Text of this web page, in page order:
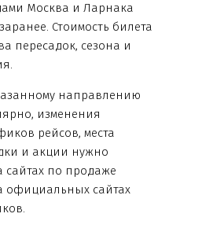
Москва и Ларнака
Стоимость билета
пересадок, сезона и
направлению
изменения
рейсов, места
и акции нужно
сайтах по продаже
официальных сайтах